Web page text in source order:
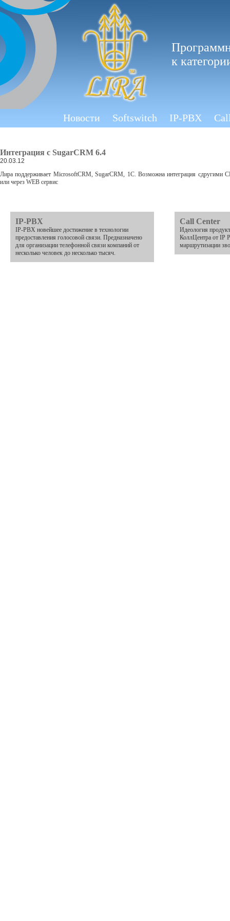
к
Новости Softswitch IP-PBX
Интеграция с SugarCRM 6.4
20.03.12
Лира поддерживает MicrosoftCRM, SugarCRM, 1C. Возможна интеграция сдругими
или через WEB сервис
IP-PBX
IP-PBX новейшее достижение в технологии
предоставления голосовой связи. Предназначено
для организации телефонной связи компаний от
несколько человек до несколько тысяч.
Call Center
Идеология
КоллЦентра от IP
маршрутизации